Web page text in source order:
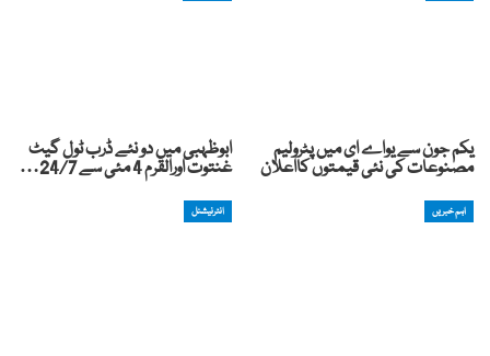
یکم جون سے یواے ای میں پٹرولیم
مصنوعات کی نئی قیمتوں کااعلان
ابوظہبی میں دو نئے ڈرب ٹول گیٹ
غنتوت اورالقرم 4 مئی سے 24/7…
اہم خبریں انٹرنیشنل